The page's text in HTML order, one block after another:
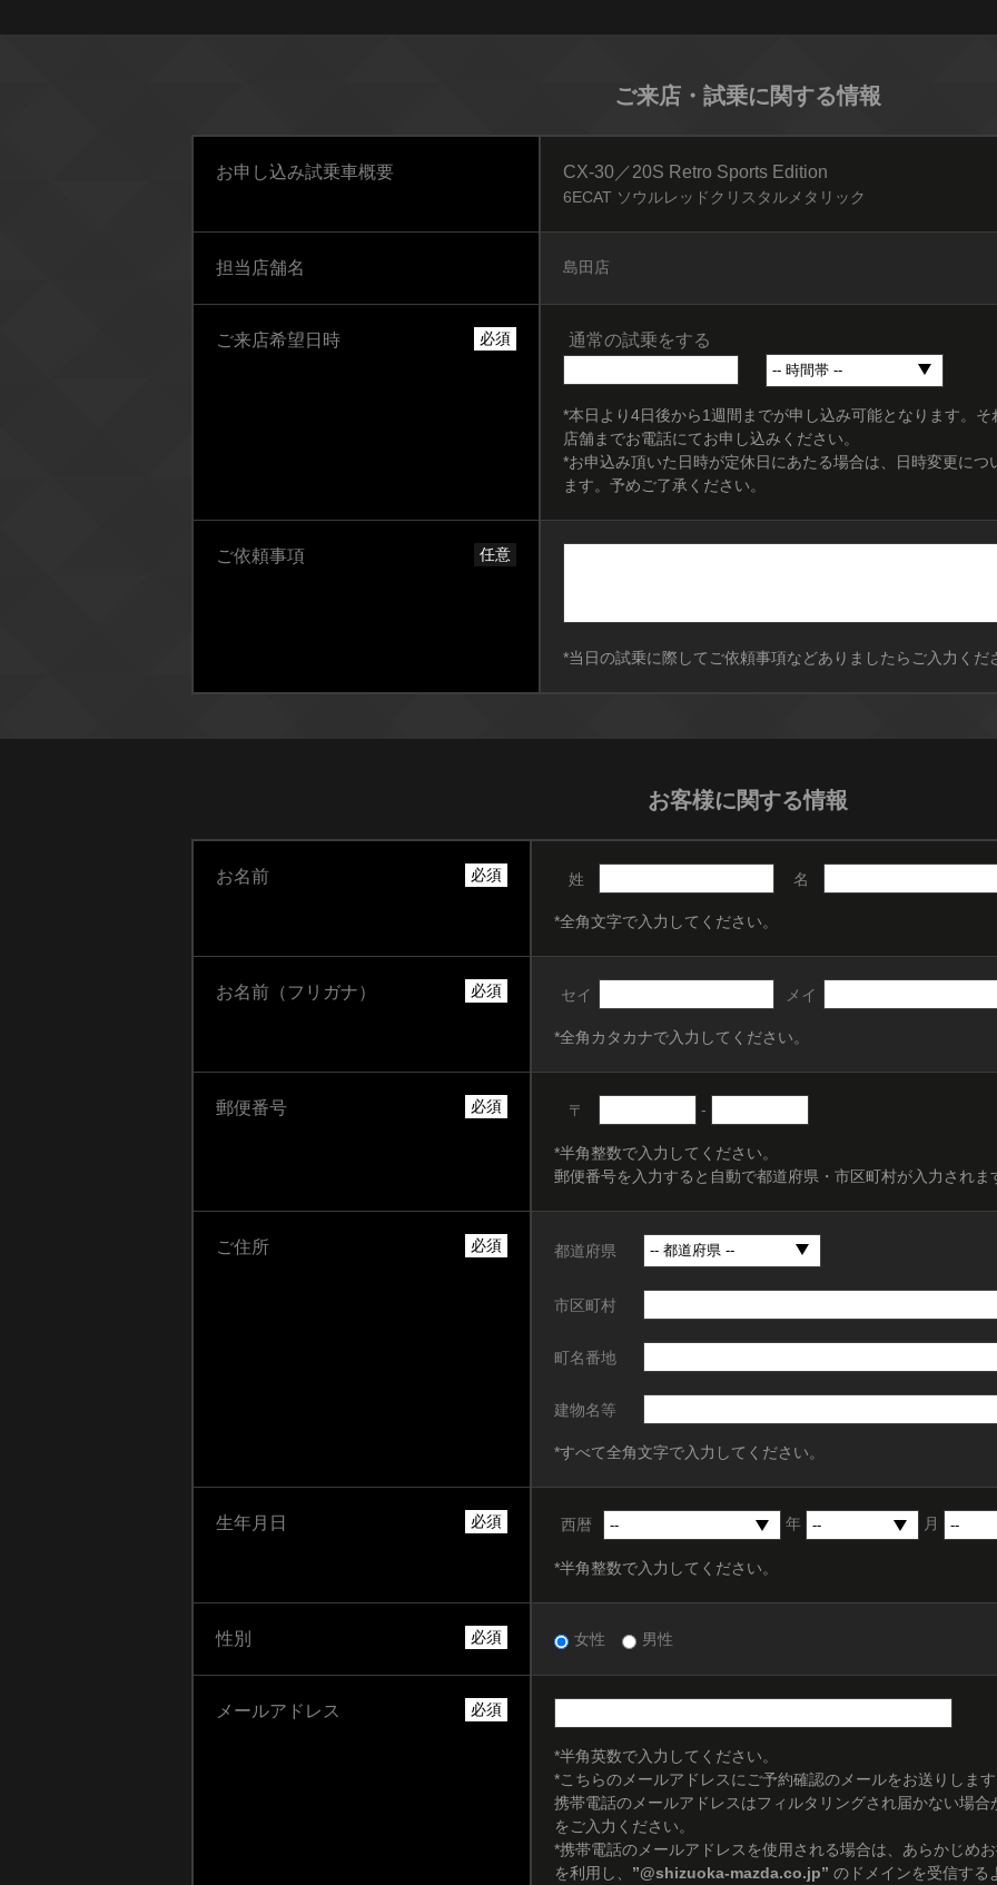
ご来店・試乗に関する情報
お申し込み試乗車概要 CX-30／20S Retro Sports Edition
6ECAT ソウルレッドクリスタルメタリック
担当店舗名 島田店
ご来店希望日時 必須 通常の試乗をする
*本日より4日後から1週間までが申し込み可能となります。
店舗までお電話にてお申し込みください。
*お申込み頂いた日時が定休日にあたる場合は、日時変更に
ます。予めご了承ください。
ご依頼事項 任意
*当日の試乗に際してご依頼事項などありましたらご入力くだ
お客様に関する情報
お名前 必須 姓 名
*全角文字で入力してください。
お名前（フリガナ） 必須 セイ メイ
*全角カタカナで入力してください。
郵便番号 必須 〒 -
*半角整数で入力してください。
郵便番号を入力すると自動で都道府県・市区町村が入力されま
ご住所 必須 都道府県
市区町村
町名番地
建物名等
*すべて全角文字で入力してください。
生年月日 必須 西暦 年 月
*半角整数で入力してください。
性別 必須 女性 男性
メールアドレス 必須
*半角英数で入力してください。
*こちらのメールアドレスにご予約確認のメールをお送りしま
携帯電話のメールアドレスはフィルタリングされ届かない場
をご入力ください。
*携帯電話のメールアドレスを使用される場合は、あらかじめ
を利用し、 ”@shizuoka-mazda.co.jp” のドメインを受信する